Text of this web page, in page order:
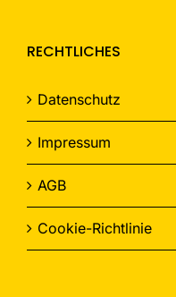
RECHTLICHES
Datenschutz
Impressum
AGB
Cookie-Richtlinie